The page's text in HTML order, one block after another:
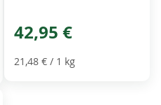
42,95 €
21,48 € / 1 kg